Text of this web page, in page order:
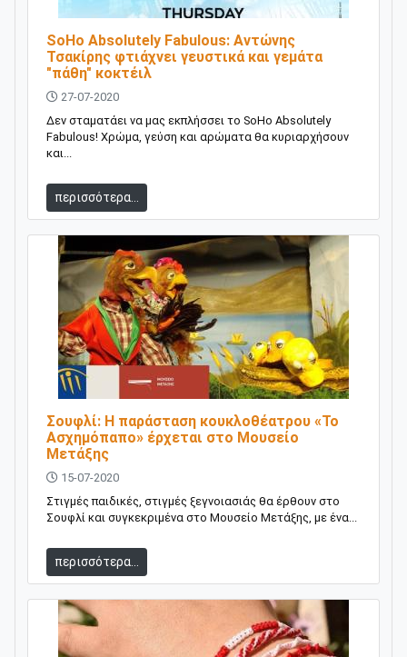
SoHo Absolutely Fabulous: Αντώνης
Τσακίρης φτιάχνει γευστικά και γεμάτα
"πάθη" κοκτέιλ
27-07-2020
Δεν σταματάει να μας εκπλήσσει το SoHo Absolutely
Fabulous! Χρώμα, γεύση και αρώματα θα κυριαρχήσουν
και...
περισσότερα...
Σουφλί: Η παράσταση κουκλοθέατρου «Το
Ασχημόπαπο» έρχεται στο Μουσείο
Μετάξης
15-07-2020
Στιγμές παιδικές, στιγμές ξεγνοιασιάς θα έρθουν στο
Σουφλί και συγκεκριμένα στο Μουσείο Μετάξης, με ένα...
περισσότερα...